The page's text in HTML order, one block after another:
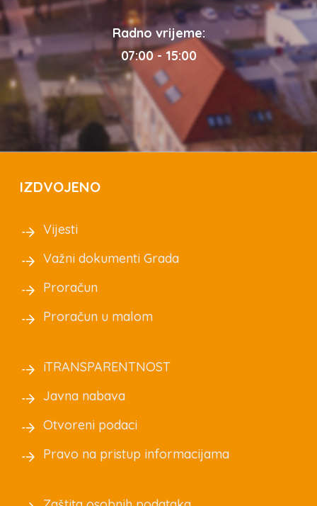
Radno vrijeme:
07:00 - 15:00
IZDVOJENO
Vijesti
Važni dokumenti Grada
Proračun
Proračun u malom
iTRANSPARENTNOST
Javna nabava
Otvoreni podaci
Pravo na pristup informacijama